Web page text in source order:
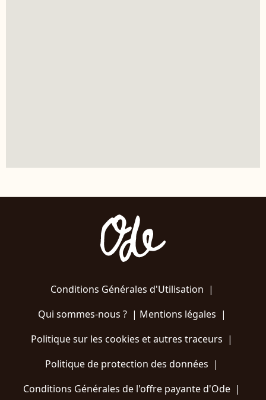
Conditions Générales d'Utilisation |
Qui sommes-nous ?| Mentions légales |
Politique sur les cookies et autres traceurs |
Politique de protection des données |
Conditions Générales de l'offre payante d'Ode |